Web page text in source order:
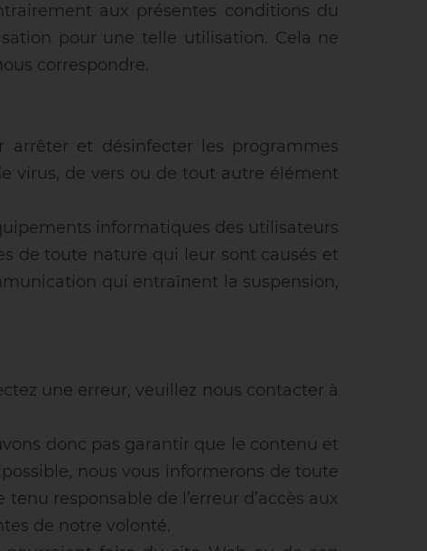
aux présentes conditions du
pour une telle utilisation. Cela ne
correspondre.
arrêter et désinfecter les programmes
virus, de vers ou de tout autre élément
informatiques des utilisateurs
de toute nature qui leur sont causés et
qui entraînent la suspension,
une erreur, veuillez nous contacter à
donc pas garantir que le contenu et
nous vous informerons de toute
responsable de l’erreur d’accès aux
de notre volonté.